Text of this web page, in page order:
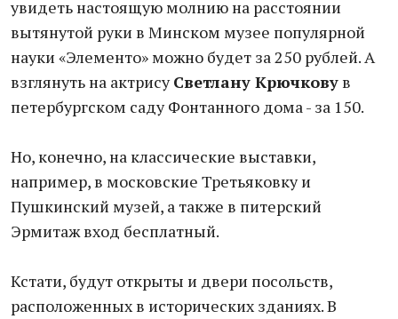
увидеть настоящую молнию на расстоянии
вытянутой руки в Минском музее популярной
науки «Элементо» можно будет за 250 рублей. А
взглянуть на актрисуСветлану Крючкову в
петербургском саду Фонтанного дома - за 150.
Но, конечно, на классические выставки,
например, в московские Третьяковку и
Пушкинский музей, а также в питерский
Эрмитаж вход бесплатный.
Кстати, будут открыты и двери посольств,
расположенных в исторических зданиях. В